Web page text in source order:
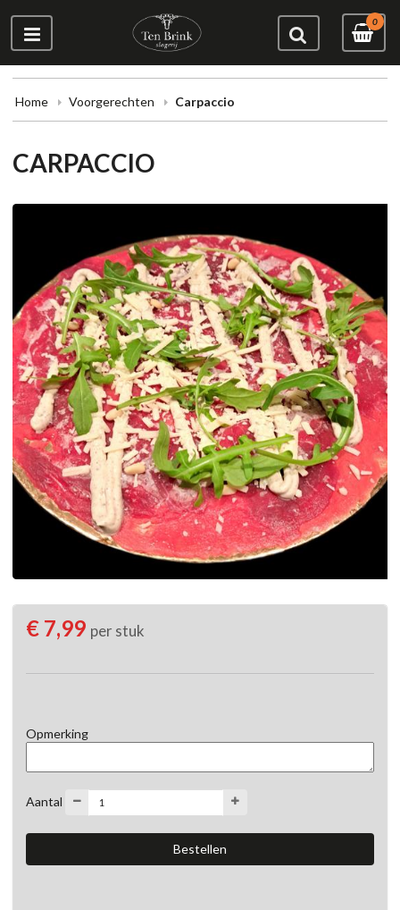
0
Home Voorgerechten Carpaccio
CARPACCIO
€ 7,99 per stuk
Opmerking
Aantal